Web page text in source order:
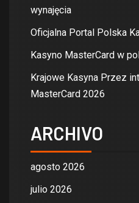
wynajęcia
Oficjalna Portal Polska
Kasyno MasterCard w
Krajowe Kasyna Przez
MasterCard 2026
ARCHIVO
agosto 2026
julio 2026